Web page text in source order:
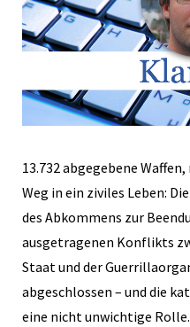
13.732 abgegebene
Weg in ein ziviles Leben:
des Abkommens zur
ausgetragenen Konflikts
Staat und der
abgeschlossen – und die
eine nicht unwichtige Rolle.